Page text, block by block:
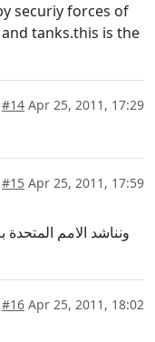
securiy forces of
tanks.this is the
#14 Apr 25, 2011, 17:29
#15 Apr 25, 2011, 17:59
ونناشد الامم
#16 Apr 25, 2011, 18:02